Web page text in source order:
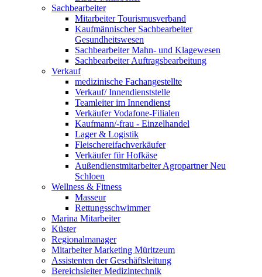
Sachbearbeiter
Mitarbeiter Tourismusverband
Kaufmännischer Sachbearbeiter
Gesundheitswesen
Sachbearbeiter Mahn- und Klagewesen
Sachbearbeiter Auftragsbearbeitung
Verkauf
medizinische Fachangestellte
Verkauf/ Innendienststelle
Teamleiter im Innendienst
Verkäufer Vodafone-Filialen
Kaufmann/-frau - Einzelhandel
Lager & Logistik
Fleischereifachverkäufer
Verkäufer für Hofkäse
Außendienstmitarbeiter Agropartner Neu
Schloen
Wellness & Fitness
Masseur
Rettungsschwimmer
Marina Mitarbeiter
Küster
Regionalmanager
Mitarbeiter Marketing Müritzeum
Assistenten der Geschäftsleitung
Bereichsleiter Medizintechnik